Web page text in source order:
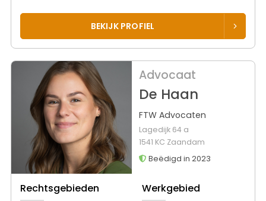
BEKIJK PROFIEL
Advocaat
De Haan
FTW Advocaten
Lagedijk 64 a
1541 KC Zaandam
Beëdigd in 2023
Rechtsgebieden Werkgebied